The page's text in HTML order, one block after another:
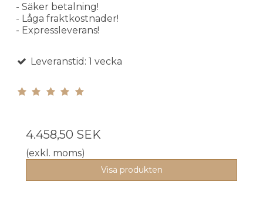
- Säker betalning!
- Låga fraktkostnader!
- Expressleverans!
Leveranstid: 1 vecka
4.458,50 SEK
(exkl. moms)
Visa produkten